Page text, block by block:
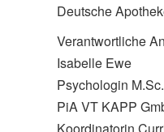
Deutsche
Verantwortliche
Isabelle Ewe
Psychologin M.Sc.
PiA VT KAPP
Koordinatorin